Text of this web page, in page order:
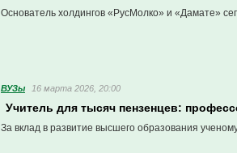
Основатель холдингов «РусМолко» и «Дамате»
ВУЗы 16 марта 2026, 20:00
Учитель для тысяч пензенцев:
За вклад в развитие высшего образования